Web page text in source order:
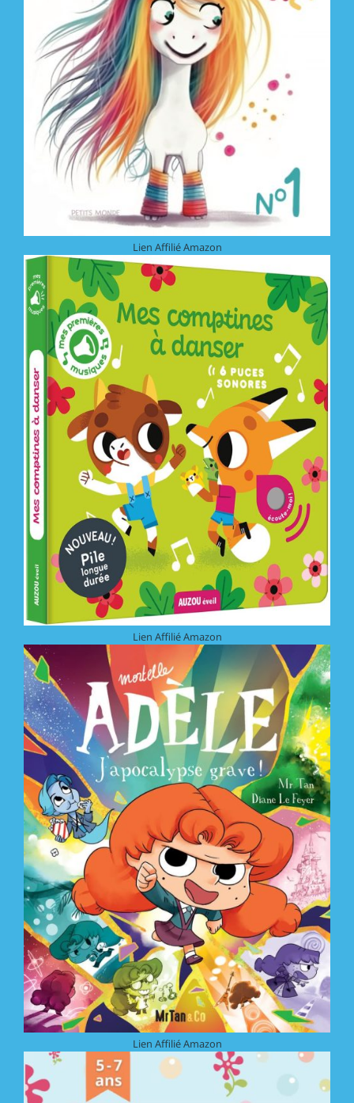
Lien Affilié Amazon
Lien Affilié Amazon
Lien Affilié Amazon